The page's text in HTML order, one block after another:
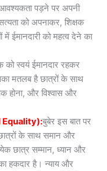
आवश्यकता पड़ने पर अपनी
को अपनाकर, शिक्षक
में ईमानदारी को महत्व देने का
को स्वयं ईमानदार रहकर
मतलब है छात्रों के साथ
होना, और विश्वास और
Equality):बुबेर इस बात पर
के साथ समान और
छात्र सम्मान, ध्यान और
हकदार है। न्याय और